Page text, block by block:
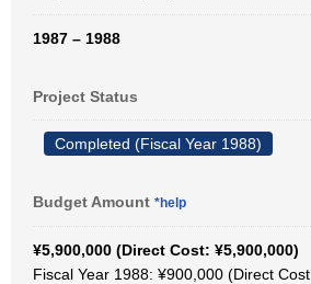
1987 – 1988
Project Status
Completed (Fiscal Year 1988)
Budget Amount *help
¥5,900,000 (Direct Cost: ¥5,900,000)
Fiscal Year 1988: ¥900,000 (Direct